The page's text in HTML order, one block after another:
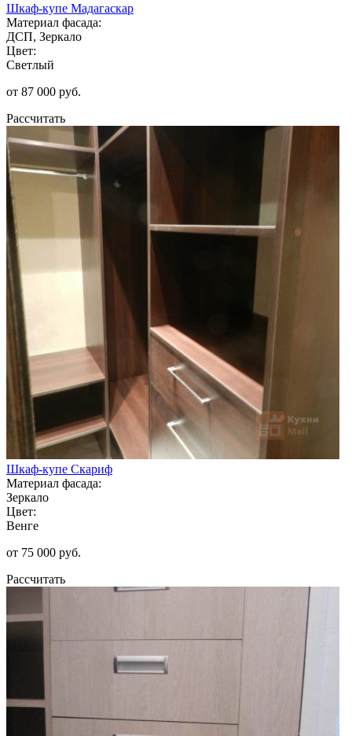
Шкаф-купе Мадагаскар
Материал фасада:
ДСП, Зеркало
Цвет:
Светлый
от 87 000 руб.
Рассчитать
Шкаф-купе Скариф
Материал фасада:
Зеркало
Цвет:
Венге
от 75 000 руб.
Рассчитать